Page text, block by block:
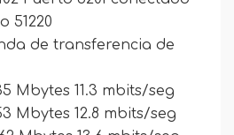
51220
de transferencia de
Mbytes 11.3 mbits/seg
Mbytes 12.8 mbits/seg